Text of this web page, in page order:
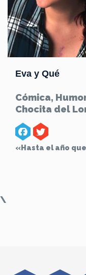
Eva y Qué
Cómica,
Chocita del
«Hasta el año
\